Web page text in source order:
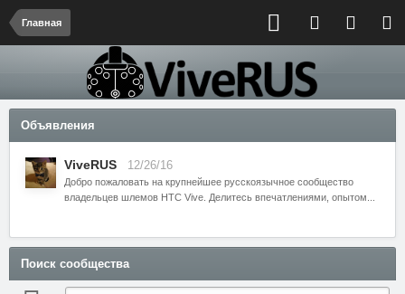
Главная
Объявления
ViveRUS 12/26/16
Добро пожаловать на крупнейшее русскоязычное сообщество
владельцев шлемов HTC Vive. Делитесь впечатлениями, опытом...
Поиск сообщества